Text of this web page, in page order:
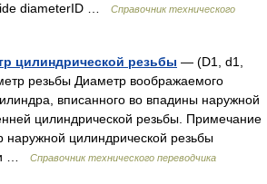
diameterID …
Справочник технического
цилиндрической резьбы — (D1, d1,
резьбы Диаметр воображаемого
вписанного во впадины наружной
цилиндрической резьбы. Примечание
наружной цилиндрической резьбы
…
Справочник технического переводчика